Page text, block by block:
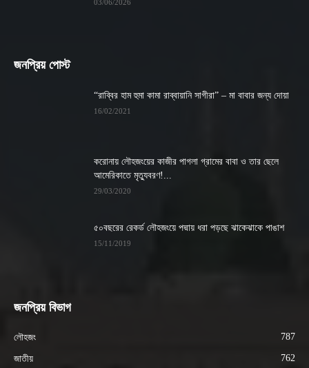
03/06/2026
জনপ্রিয় পোস্ট
“রাব্বির হাম হুমা কামা রাব্বায়ানি সাগীরা” – মা বাবার জন্য দোয়া
16/02/2021
করোনায় লৌহজংয়ের কাজীর পাগলা গ্রামের বাবা ও তার ছেলে
আমেরিকাতে মৃত্যুবরণ!...
29/03/2020
৫০বছরের রেকর্ড লৌহজংয়ে পদ্মায় ধরা পড়ছে ঝাকেঝাকে পাঙাশ
15/11/2019
জনপ্রিয় বিভাগ
লৌহজং 787
জাতীয় 762